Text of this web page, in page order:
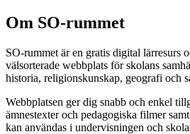
Om SO-rummet
SO-rummet är en gratis digital lärresurs
välsorterade webbplats för skolans
historia, religionskunskap, geografi och
Webbplatsen ger dig snabb och enkel
ämnestexter och pedagogiska filmer
kan användas i undervisningen och